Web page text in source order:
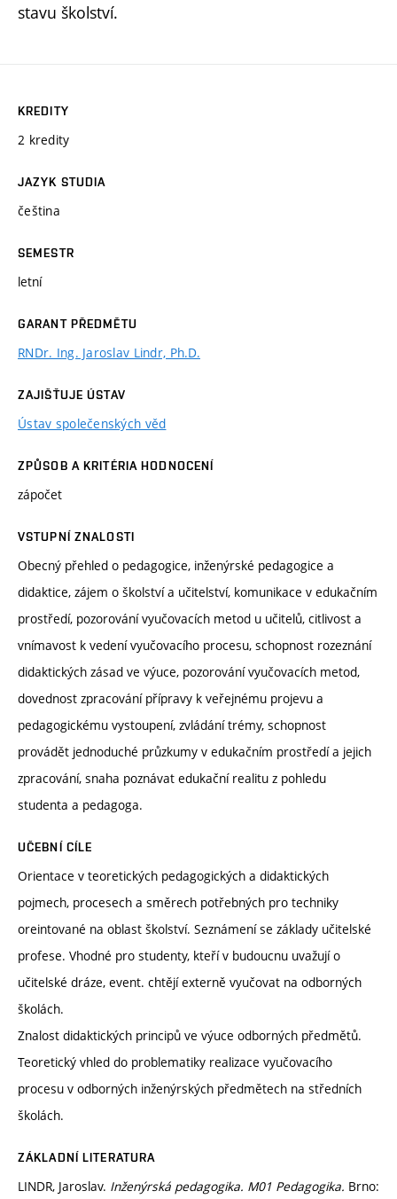
stavu školství.
KREDITY
2 kredity
JAZYK STUDIA
čeština
SEMESTR
letní
GARANT PŘEDMĚTU
RNDr. Ing. Jaroslav Lindr, Ph.D.
ZAJIŠŤUJE ÚSTAV
Ústav společenských věd
ZPŮSOB A KRITÉRIA HODNOCENÍ
zápočet
VSTUPNÍ ZNALOSTI
Obecný přehled o pedagogice, inženýrské pedagogice a
didaktice, zájem o školství a učitelství, komunikace v edukačním
prostředí, pozorování vyučovacích metod u učitelů, citlivost a
vnímavost k vedení vyučovacího procesu, schopnost rozeznání
didaktických zásad ve výuce, pozorování vyučovacích metod,
dovednost zpracování přípravy k veřejnému projevu a
pedagogickému vystoupení, zvládání trémy, schopnost
provádět jednoduché průzkumy v edukačním prostředí a jejich
zpracování, snaha poznávat edukační realitu z pohledu
studenta a pedagoga.
UČEBNÍ CÍLE
Orientace v teoretických pedagogických a didaktických
pojmech, procesech a směrech potřebných pro techniky
oreintované na oblast školství. Seznámení se základy učitelské
profese. Vhodné pro studenty, kteří v budoucnu uvažují o
učitelské dráze, event. chtějí externě vyučovat na odborných
školách.
Znalost didaktických principů ve výuce odborných předmětů.
Teoretický vhled do problematiky realizace vyučovacího
procesu v odborných inženýrských předmětech na středních
školách.
ZÁKLADNÍ LITERATURA
LINDR, Jaroslav. Inženýrská pedagogika. M01 Pedagogika. Brno: